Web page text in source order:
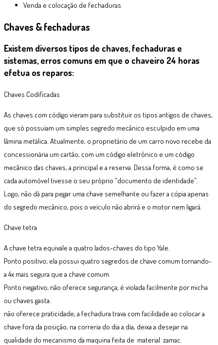
Venda e colocação de fechaduras
Chaves & fechaduras
Existem diversos tipos de chaves, fechaduras e
sistemas, erros comuns em que o chaveiro 24 horas
efetua os reparos:
Chaves Codificadas
As chaves com código vieram para substituir os tipos antigos de chaves,
que só possuíam um simples segredo mecânico esculpido em uma
lâmina metálica. Atualmente, o proprietário de um carro novo recebe da
concessionária um cartão, com um código eletrônico e um código
mecânico das chaves, a principal e a reserva. Dessa forma, é como se
cada automóvel tivesse o seu próprio “documento de identidade”.
Logo, não dá para pegar uma chave semelhante ou fazer a cópia apenas
do segredo mecânico, pois o veículo não abrirá e o motor nem ligará.
Chave tetra
A chave tetra equivale a quatro lados-chaves do tipo Yale.
Ponto positivo; ela possui quatro segredos de chave comum tornando-
a 4x mais segura que a chave comum.
Ponto negativo; não oferece segurança; é violada facilmente por micha
ou chaves gasta.
não oferece praticidade; a fechadura trava com facilidade ao colocar a
chave fora da posição, na correria do dia a dia, deixa a desejar na
qualidade do mecanismo da maquina feita de material zamac.